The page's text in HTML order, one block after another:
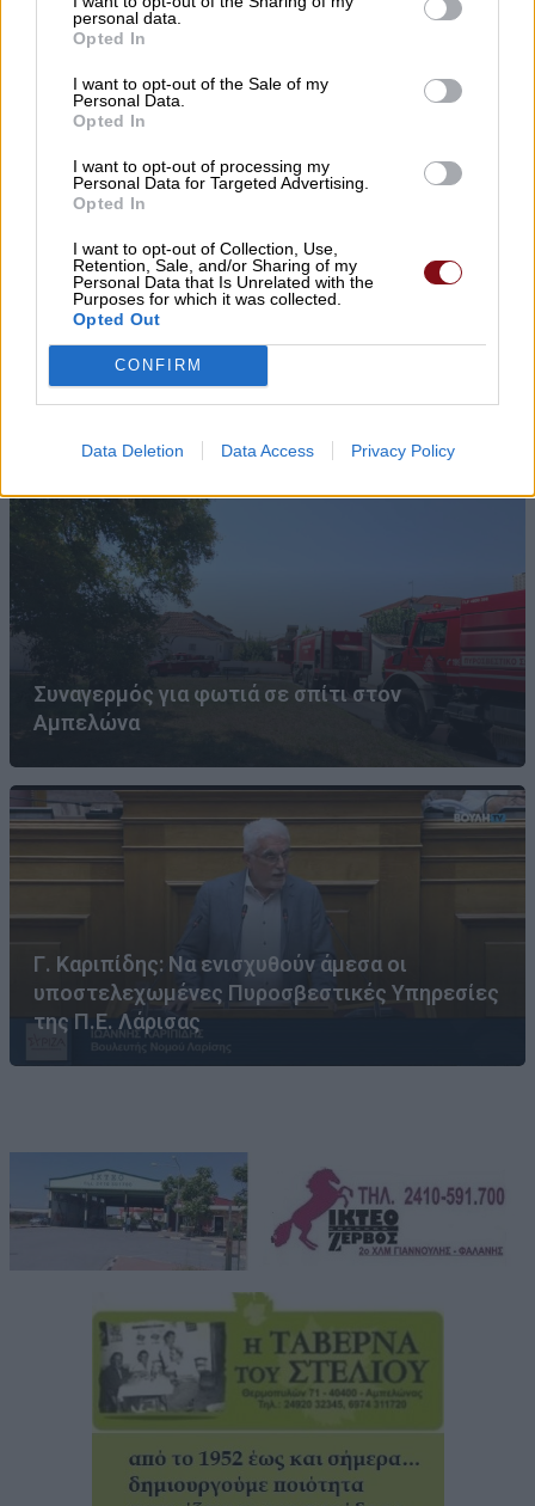
personal data.
Opted In
I want to opt-out of the Sale of my
Personal Data.
Opted In
I want to opt-out of processing my
Personal Data for Targeted Advertising.
Opted In
I want to opt-out of Collection, Use,
Retention, Sale, and/or Sharing of my
Personal Data that Is Unrelated with the
Purposes for which it was collected.
Opted Out
CONFIRM
Data Deletion Data Access Privacy Policy
Προσλήψεις επικουρικού
Αγιάς και Γόννων
Συναγερμός στη Βουλγαρία: Drone αγνώστου
προέλευσης εξερράγη κοντά σε μεγάλο αγωγό
Συναγερμός για φωτιά σε σπίτι στον
Αμπελώνα
Γ. Καριπίδης: Να ενισχυθούν άμεσα οι
υποστελεχωμένες Πυροσβεστικές Υπηρεσίες
της Π.Ε. Λάρισας